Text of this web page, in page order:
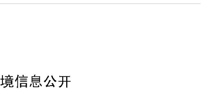
揭阳市人民医院再添2个中山一院专